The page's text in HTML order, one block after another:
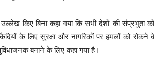
किए बिना कहा गया कि सभी देशों की संप्रभुता को
कैदियों के लिए सुरक्षा और नागरिकों पर हमलों को
बनाने के लिए कहा गया है।